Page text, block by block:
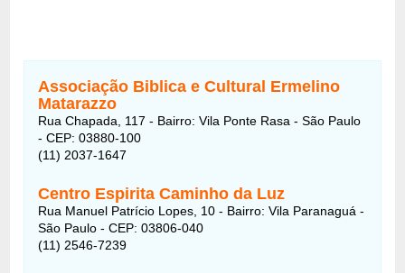
Associação Biblica e Cultural Ermelino
Matarazzo
Rua Chapada, 117 - Bairro: Vila Ponte Rasa - São Paulo
- CEP: 03880-100
(11) 2037-1647
Centro Espirita Caminho da Luz
Rua Manuel Patrício Lopes, 10 - Bairro: Vila Paranaguá -
São Paulo - CEP: 03806-040
(11) 2546-7239